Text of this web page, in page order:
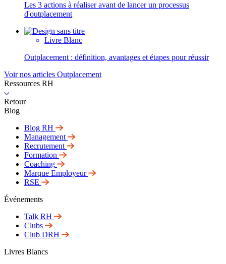
Les 3 actions à réaliser avant de lancer un processus
d'outplacement
Livre Blanc
Outplacement : définition, avantages et étapes pour réussir
Voir nos articles Outplacement
Ressources RH
Retour
Blog
Blog RH
Management
Recrutement
Formation
Coaching
Marque Employeur
RSE
Événements
Talk RH
Clubs
Club DRH
Livres Blancs